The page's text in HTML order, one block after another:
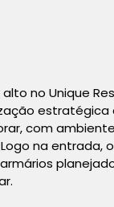
no Unique
estratégica
com
na entrada,